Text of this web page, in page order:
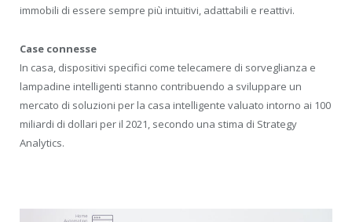
immobili di essere sempre più intuitivi, adattabili e reattivi.
Case connesse
In casa, dispositivi specifici come telecamere di sorveglianza e
lampadine intelligenti stanno contribuendo a sviluppare un
mercato di soluzioni per la casa intelligente valuato intorno ai 100
miliardi di dollari per il 2021, secondo una stima di Strategy
Analytics.